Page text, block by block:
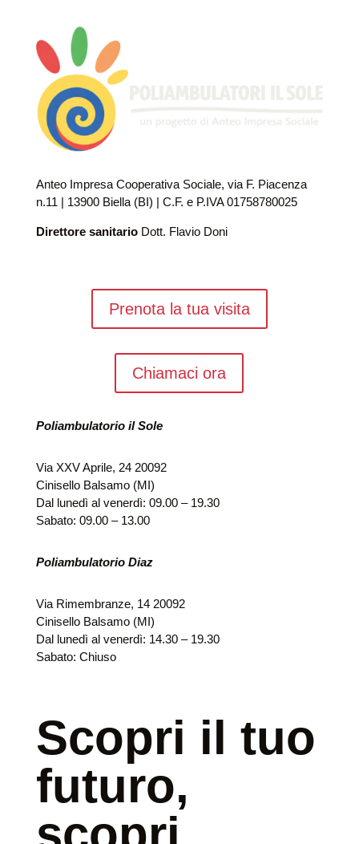
Anteo Impresa Cooperativa Sociale, via F. Piacenza
n.11 | 13900 Biella (BI) | C.F. e P.IVA 01758780025
Direttore sanitario Dott. Flavio Doni
Prenota la tua visita
Chiamaci ora
Poliambulatorio il Sole
Via XXV Aprile, 24 20092
Cinisello Balsamo (MI)
Dal lunedì al venerdì: 09.00 – 19.30
Sabato: 09.00 – 13.00
Poliambulatorio Diaz
Via Rimembranze, 14 20092
Cinisello Balsamo (MI)
Dal lunedì al venerdì: 14.30 – 19.30
Sabato: Chiuso
Scopri il tuo
futuro,